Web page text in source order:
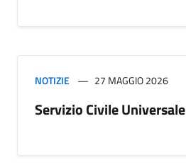
NOTIZIE 27 MAGGIO 2026
Servizio Civile Universale